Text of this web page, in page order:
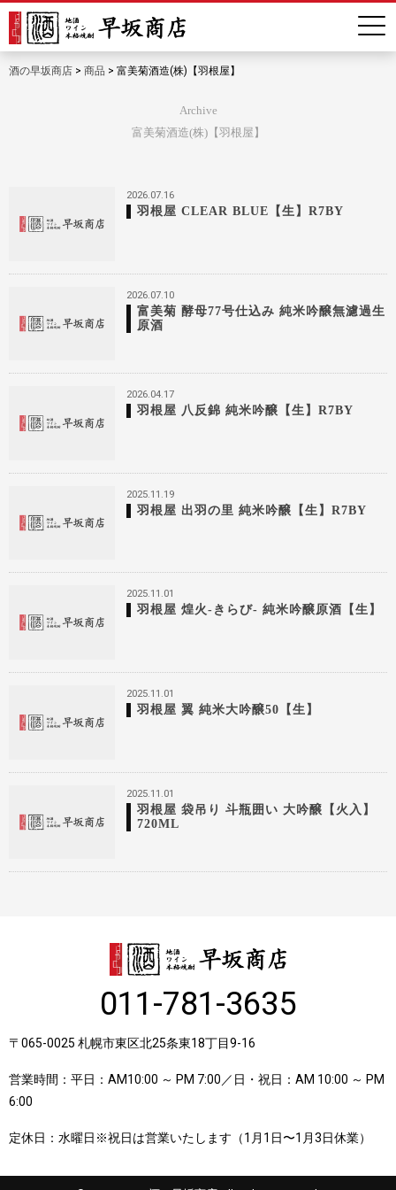
酒の早坂商店 > 商品 > 富美菊酒造(株)【羽根屋】
Archive
富美菊酒造(株)【羽根屋】
2026.07.16
羽根屋 CLEAR BLUE【生】R7BY
2026.07.10
富美菊 酵母77号仕込み 純米吟醸無濾過生
原酒
2026.04.17
羽根屋 八反錦 純米吟醸【生】R7BY
2025.11.19
羽根屋 出羽の里 純米吟醸【生】R7BY
2025.11.01
羽根屋 煌火-きらび- 純米吟醸原酒【生】
2025.11.01
羽根屋 翼 純米大吟醸50【生】
2025.11.01
羽根屋 袋吊り 斗瓶囲い 大吟醸【火入】
720ML
011-781-3635
〒065-0025 札幌市東区北25条東18丁目9-16
営業時間：平日：AM10:00 ～ PM 7:00／日・祝日：AM 10:00 ～ PM
6:00
定休日：水曜日※祝日は営業いたします（1月1日〜1月3日休業）